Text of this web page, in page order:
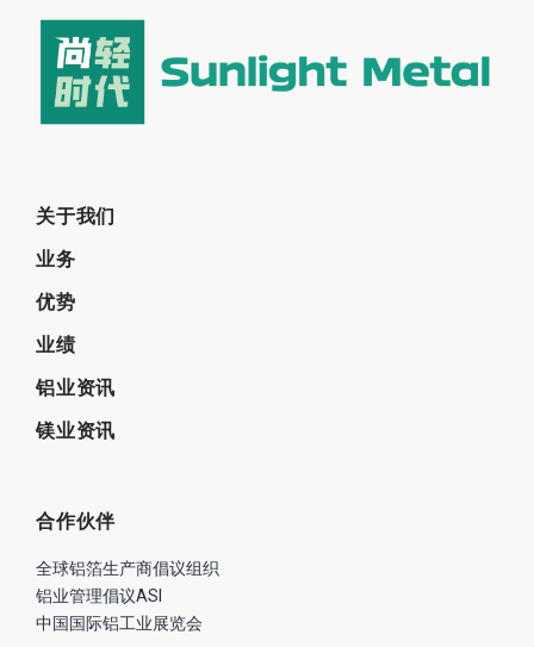
关于我们
业务
优势
业绩
铝业资讯
镁业资讯
合作伙伴
全球铝箔生产商倡议组织
铝业管理倡议ASI
中国国际铝工业展览会